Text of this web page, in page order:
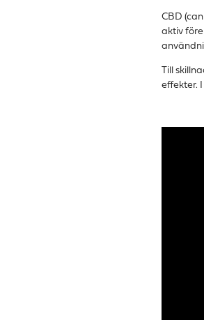
CBD
aktiv
Till
effekter.